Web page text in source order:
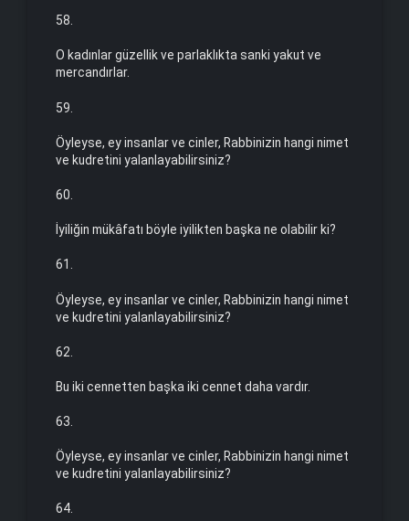
58.
O kadınlar güzellik ve parlaklıkta sanki yakut ve
mercan­dırlar.
59.
Öyleyse, ey insanlar ve cinler, Rabbinizin hangi nimet
ve kud­retini yalanlayabilirsiniz?
60.
İyiliğin mükâfatı böyle iyilikten başka ne olabilir ki?
61.
Öyleyse, ey insanlar ve cinler, Rabbinizin hangi nimet
ve kud­retini yalanlayabilirsiniz?
62.
Bu iki cennetten başka iki cennet daha vardır.
63.
Öyleyse, ey insanlar ve cinler, Rabbinizin hangi nimet
ve kud­retini yalanlayabilirsiniz?
64.